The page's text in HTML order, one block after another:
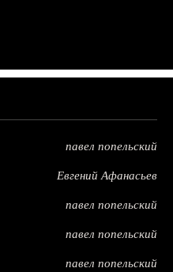
павел попельский
Евгений Афанасьев
павел попельский
павел попельский
павел попельский